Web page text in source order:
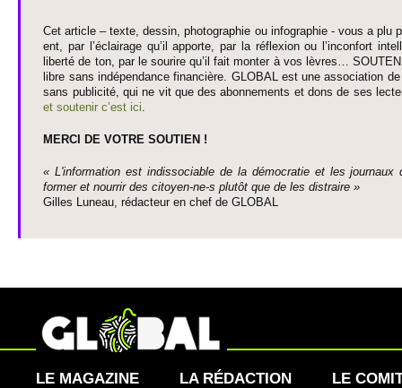
Cet article – texte, dessin, photographie ou infographie - vous a plu
ent, par l’éclairage qu’il appo­rte, par la réflexion ou l’inconfort
liberté de ton, par le so­urire qu’il fait monter à vos lèvres…
libre sans indépendance financière. GLOBAL est une asso­ci­ation
sans publi­cité, qui ne vit que des abonne­ments et dons de ses
et so­utenir c’est ici.
MERCI DE VOTRE SO­UTIEN !
« L'information est indisso­ci­able de la démo­cratie et les journaux
former et nourrir des ci­to­yen-ne-s plutôt que de les dis­traire »
Gi­lles Luneau, rédacteur en chef de GLOBAL
LE MAGAZINE LA RÉDACTION LE